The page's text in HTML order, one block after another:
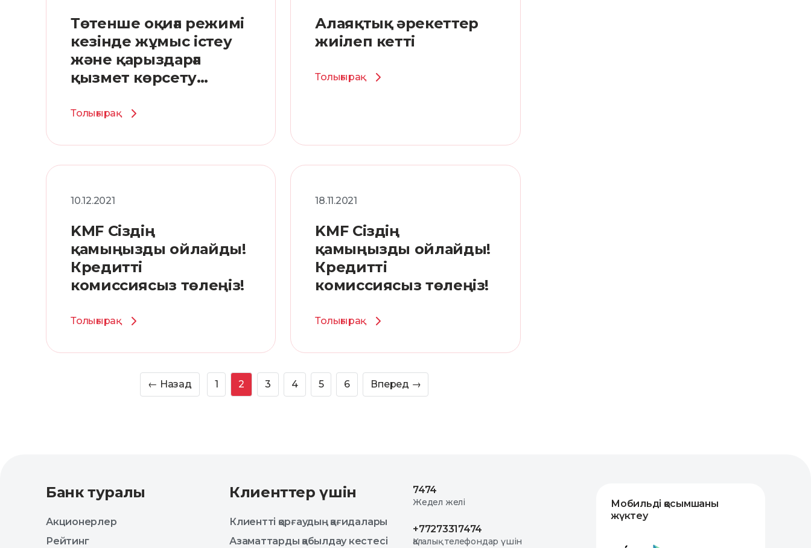
Төтенше оқиға режимі
кезінде жұмыс істеу
және қарыздарға
қызмет көрсету
Толығырақ
Алаяқтық әрекеттер
жиілеп кетті
Толығырақ
10.12.2021
KMF Сіздің
қамыңызды ойлайды!
Кредитті
комиссиясыз төлеңіз!
Толығырақ
18.11.2021
KMF Сіздің
қамыңызды ойлайды!
Кредитті
комиссиясыз төлеңіз!
Толығырақ
← Назад 1 2 3 4 5 6 Вперед →
Банк туралы
Акционерлер
Рейтинг
Клиенттер үшін
Клиентті қорғаудың қағидалары
Азаматтарды қабылдау кестесі
7474
Жедел желі
+77273317474
Қалалық телефондар үшін
Мобильді қосымшаны
жүктеу